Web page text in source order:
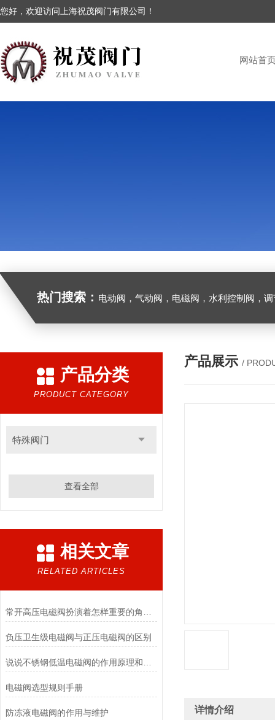
您好，欢迎访问上海祝茂阀门有限公司！
网站首
热门搜索： 电动阀，气动阀，电磁阀，水利控制阀，调节
产品分类
PRODUCT CATEGORY
特殊阀门
查看全部
相关文章
RELATED ARTICLES
负压卫生级电磁阀与正压电磁阀的区别
电磁阀选型规则手册
防冻液电磁阀的作用与维护
产品展示 /
详情介绍